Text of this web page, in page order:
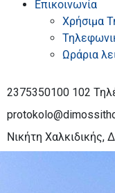
Επικοινωνία
Χρήσιμα
Ωράρια
2375350100 102
Νικήτη Χαλκιδικής,